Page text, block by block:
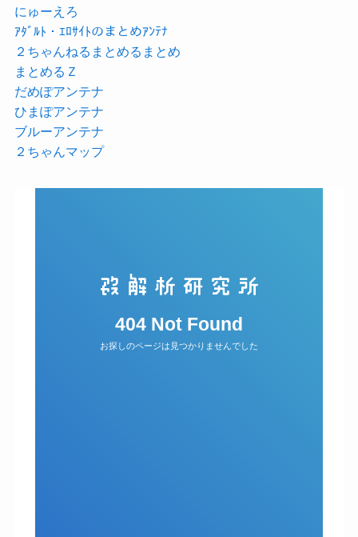
にゅーえろ
ｱﾀﾞﾙﾄ・ｴﾛｻｲﾄのまとめｱﾝﾃﾅ
２ちゃんねるまとめるまとめ
まとめるＺ
だめぽアンテナ
ひまぽアンテナ
ブルーアンテナ
２ちゃんマップ